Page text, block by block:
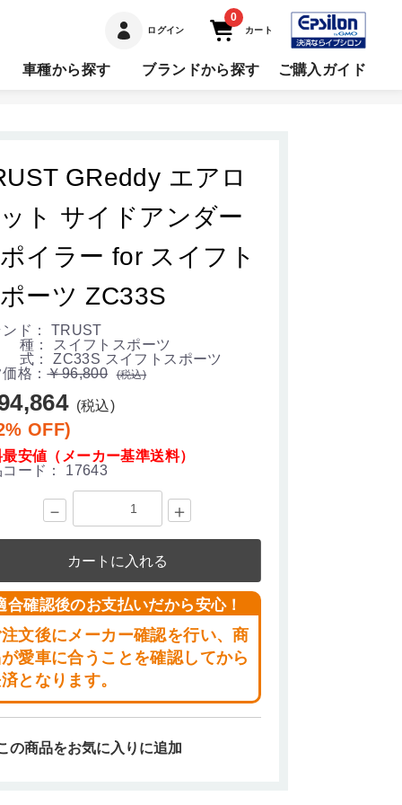
ログイン
0
カート
車種から探す ブランドから探す ご購入ガイド
GReddy エアロ
ト サイドアンダー
イラー for スイフト
ーツ ZC33S
ンド： TRUST
： スイフトスポーツ
： ZC33S スイフトスポーツ
格：￥96,800 (税込)
(税込)
OFF)
安値（メーカー基準送料）
ード： 17643
－ ＋
カートに入れる
合確認後のお支払いだから安心！
文後にメーカー確認を行い、商
愛車に合うことを確認してから
となります。
の商品をお気に入りに追加